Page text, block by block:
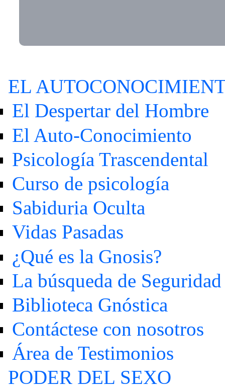
EL
El Despertar del Hombre
El Auto-Conocimiento
Psicología Trascendental
Curso de psicología
Sabiduria Oculta
Vidas Pasadas
¿Qué es la Gnosis?
La búsqueda de Seguridad
Biblioteca Gnóstica
Contáctese con nosotros
Área de Testimonios
PODER DEL SEXO